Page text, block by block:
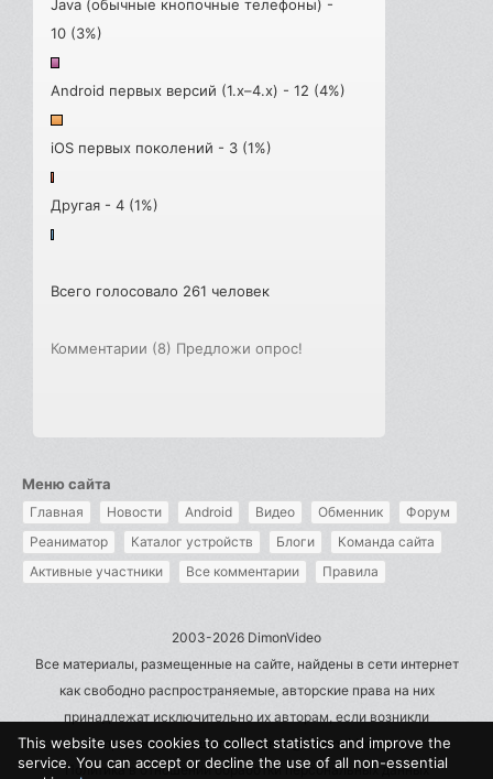
Java (обычные кнопочные телефоны) -
10 (3%)
Android первых версий (1.x–4.x) - 12 (4%)
iOS первых поколений - 3 (1%)
Другая - 4 (1%)
Всего голосовало 261 человек
Комментарии (8) Предложи опрос!
Меню сайта
Главная Новости Android Видео Обменник
Форум
Реаниматор
Каталог устройств Блоги
Команда сайта
Активные участники
Все комментарии Правила
2003-2026 DimonVideo
Все материалы, размещенные на сайте, найдены в сети интернет
как свободно распространяемые, авторские права на них
принадлежат исключительно их авторам, если возникли
претензии - пишите на admin@dimonvideo.ru
Политика в отношении обработки персональных данных
This website uses cookies to collect statistics and improve the
service. You can accept or decline the use of all non-essential